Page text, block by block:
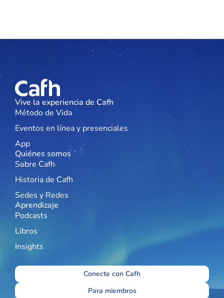
Vive la experiencia de Cafh
Método de Vida
Eventos en línea y presenciales
App
Quiénes somos
Sobre Cafh
Historia de Cafh
Sedes y Redes
Aprendizaje
Podcasts
Libros
Insights
Conecte con Cafh
Para miembros